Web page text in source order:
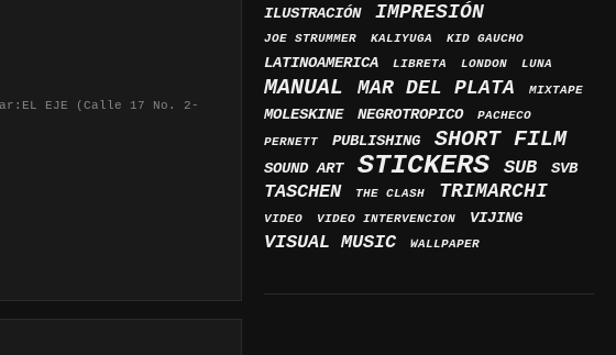
EJE (Calle 17 No. 2-
ILUSTRACIÓN IMPRESIÓN
JOE STRUMMER KALIYUGA KID GAUCHO
LATINOAMERICA LIBRETA LONDON LUNA
MANUAL MAR DEL PLATA MIXTAPE
MOLESKINE NEGROTROPICO
PACHECO
PERNETT
PUBLISHING SHORT FILM
SOUND ART STICKERS SUB SVB
TASCHEN THE CLASH TRIMARCHI
VIDEO VIDEO INTERVENCION VIJING
VISUAL MUSIC WALLPAPER